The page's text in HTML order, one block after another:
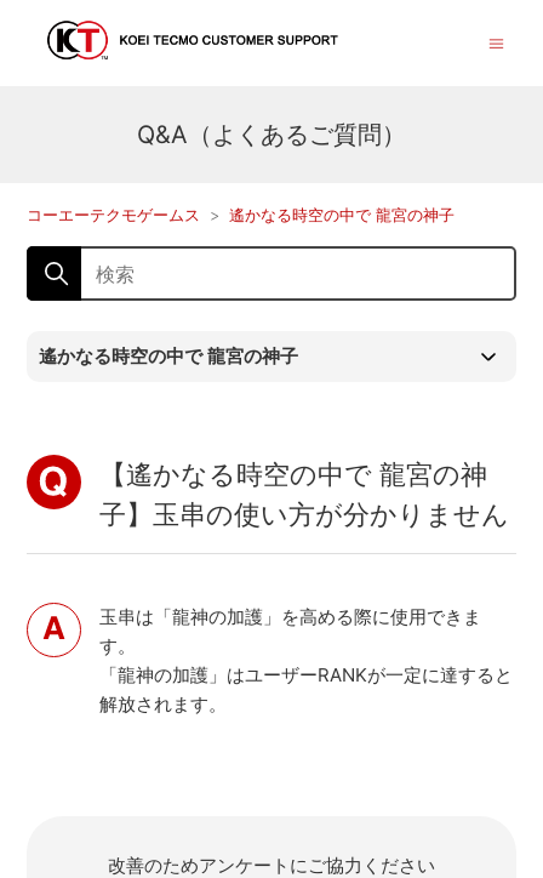
Q&A（よくあるご質問）
コーエーテクモゲームス 遙かなる時空の中で 龍宮の神子
遙かなる時空の中で 龍宮の神子
【遙かなる時空の中で 龍宮の神
子】玉串の使い方が分かりません
玉串は「龍神の加護」を高める際に使用できま
す。
「龍神の加護」はユーザーRANKが一定に達すると
解放されます。
改善のためアンケートにご協力ください